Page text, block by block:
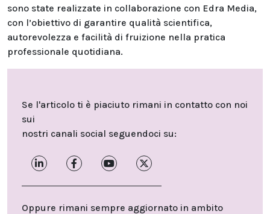
sono state realizzate in collaborazione con Edra Media,
con l’obiettivo di garantire qualità scientifica,
autorevolezza e facilità di fruizione nella pratica
professionale quotidiana.
Se l'articolo ti è piaciuto rimani in contatto con noi
sui
nostri canali social seguendoci su:
Oppure rimani sempre aggiornato in ambito